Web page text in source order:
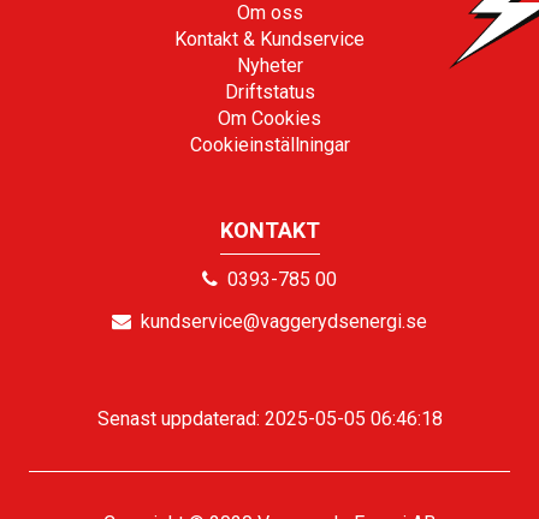
Om oss
Kontakt & Kundservice
Nyheter
Driftstatus
Om Cookies
Cookieinställningar
KONTAKT
0393-785 00
kundservice@vaggerydsenergi.se
Senast uppdaterad: 2025-05-05 06:46:18